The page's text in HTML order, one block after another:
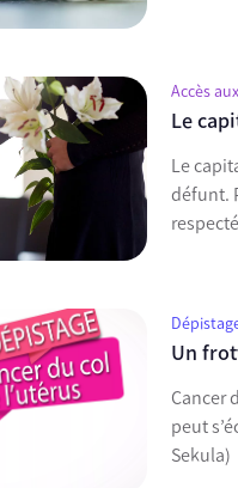
Accès
Le
Le
défunt.
Un
Cancer
peut
Sekula)